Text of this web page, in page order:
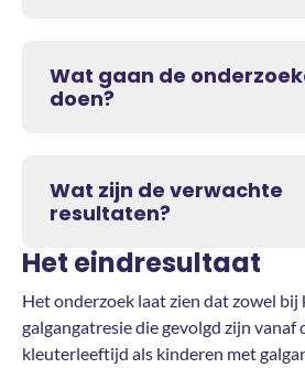
Wat gaan de
doen?
Wat zijn de verwachte
resultaten?
Het eindresultaat
Het onderzoek laat zien dat zowel bij
galgangatresie die gevolgd zijn vanaf
kleuterleeftijd als kinderen met